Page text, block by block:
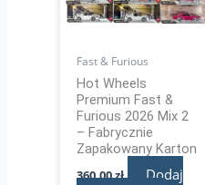
Fast & Furious
Hot Wheels
Premium Fast &
Furious 2026 Mix 2
– Fabrycznie
Zapakowany Karton
360,00zł
Dodaj